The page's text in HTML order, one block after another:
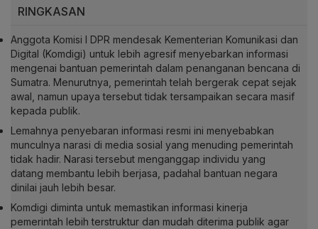
RINGKASAN
Anggota Komisi I DPR mendesak Kementerian Komunikasi dan
Digital (Komdigi) untuk lebih agresif menyebarkan informasi
mengenai bantuan pemerintah dalam penanganan bencana di
Sumatra. Menurutnya, pemerintah telah bergerak cepat sejak
awal, namun upaya tersebut tidak tersampaikan secara masif
kepada publik.
Lemahnya penyebaran informasi resmi ini menyebabkan
munculnya narasi di media sosial yang menuding pemerintah
tidak hadir. Narasi tersebut menganggap individu yang
datang membantu lebih berjasa, padahal bantuan negara
dinilai jauh lebih besar.
Komdigi diminta untuk memastikan informasi kinerja
pemerintah lebih terstruktur dan mudah diterima publik agar